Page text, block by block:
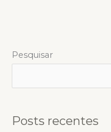
Pesquisar
Posts recentes